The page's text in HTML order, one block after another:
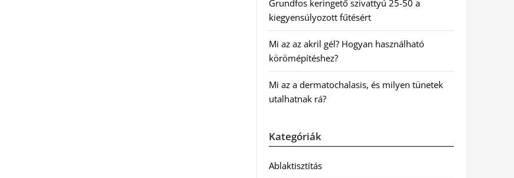
Grundfos keringető szivattyú 25-50 a
kiegyensúlyozott fűtésért
Mi az az akril gél? Hogyan használható
körömépítéshez?
Mi az a dermatochalasis, és milyen tünetek
utalhatnak rá?
Kategóriák
Ablaktisztítás